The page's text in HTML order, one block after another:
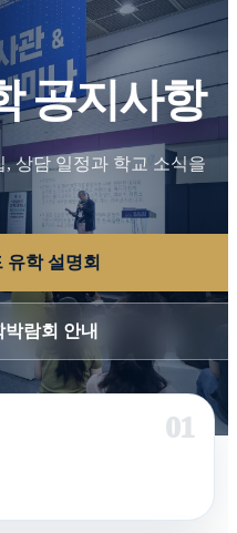
공지사항
상담 일정과 학교 소식을
유학 설명회
람회 안내